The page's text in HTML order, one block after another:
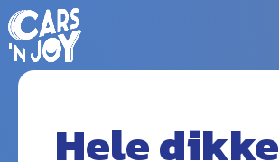
Hele dikke